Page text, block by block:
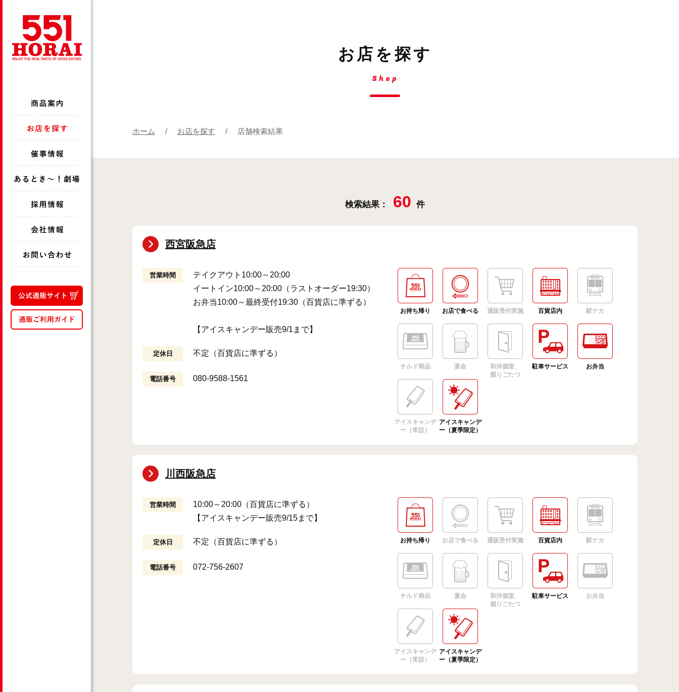
お店を探す
Shop
ホーム お店を探す 店舗検索結果
検索結果： 60 件
西宮阪急店
営業時間
テイクアウト10:00～20:00
イートイン10:00～20:00（ラストオーダー19:30）
お弁当10:00～最終受付19:30（百貨店に準ずる）
【アイスキャンデー販売9/1まで】
定休日 不定（百貨店に準ずる）
電話番号 080-9588-1561
お持ち帰り お店で食べる 通販受付実施 百貨店内 駅ナカ
チルド商品 宴会
和洋個室、
掘りごたつ
駐車サービス お弁当
アイスキャンデ
ー（常設）
アイスキャンデ
ー（夏季限定）
川西阪急店
営業時間
10:00～20:00（百貨店に準ずる）
【アイスキャンデー販売9/15まで】
定休日 不定（百貨店に準ずる）
電話番号 072-756-2607
お持ち帰り お店で食べる 通販受付実施 百貨店内 駅ナカ
チルド商品 宴会
和洋個室、
掘りごたつ
駐車サービス お弁当
アイスキャンデ
ー（常設）
アイスキャンデ
ー（夏季限定）